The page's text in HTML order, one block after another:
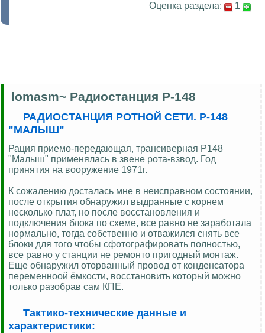
Оценка раздела: 1
lomasm~ Радиостанция Р-148
РАДИОСТАНЦИЯ РОТНОЙ СЕТИ. Р-148
"МАЛЫШ"
Рация приемо-передающая, трансиверная Р148
"Малыш" применялась в звене рота-взвод. Год
принятия на вооружение 1971г.
К сожалению досталась мне в неисправном состоянии,
после открытия обнаружил выдранные с корнем
несколько плат, но после восстановления и
подключения блока по схеме, все равно не заработала
нормально, тогда собственно и отважился снять все
блоки для того чтобы сфотографировать полностью,
все равно у станции не ремонто пригодный монтаж.
Еще обнаружил оторванный провод от конденсатора
переменноой ёмкости, восстановить который можно
только разобрав сам КПЕ.
Тактико-технические данные и
характеристики: